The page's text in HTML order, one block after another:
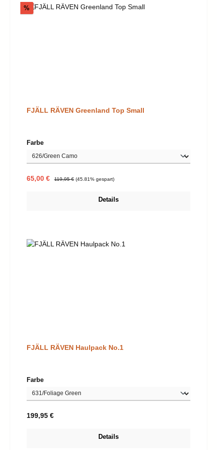
%Rabatt
FJÄLL RÄVEN Greenland Top Small
Farbeauswählen
Verkaufspreis:
65,00 € Regulärer Preis:
119,95 € (45.81% gespart)
Details
FJÄLL RÄVEN Haulpack No.1
Farbeauswählen
Regulärer Preis:
199,95 €
Details